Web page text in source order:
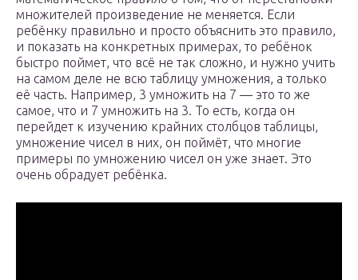
множителей произведение не меняется. Если
ребёнку правильно и просто объяснить это правило,
и показать на конкретных примерах, то ребёнок
быстро поймет, что всё не так сложно, и нужно учить
на самом деле не всю таблицу умножения, а только
её часть. Например, 3 умножить на 7 — это то же
самое, что и 7 умножить на 3. То есть, когда он
перейдет к изучению крайних столбцов таблицы,
умножение чисел в них, он поймёт, что многие
примеры по умножению чисел он уже знает. Это
очень обрадует ребёнка.